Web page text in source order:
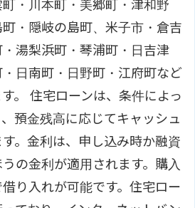
・川本町・美郷町・津和野
・隠岐の島町、米子市・倉吉
湯梨浜町・琴浦町・日吉津
日南町・日野町・江府町など
。 住宅ローンは、条件によっ
預金残高に応じてキャッシュ
。金利は、申し込み時か融資
の金利が適用されます。購入
り入れが可能です。住宅ロー